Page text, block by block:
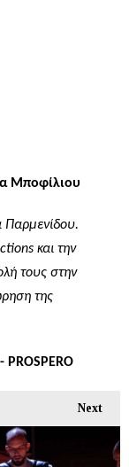
Μποφίλιου
Παρμενίδου.
και την
τους στην
της
PROSPERO
Next